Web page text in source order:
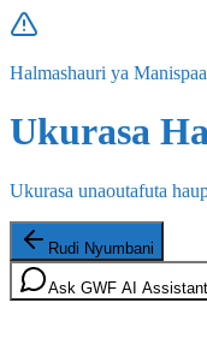
Halmashauri ya
Ukurasa
Ukurasa unaoutafuta
Rudi Nyumbani
Ask GWF AI Assistant